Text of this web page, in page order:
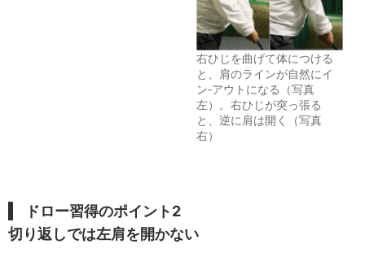
右ひじを曲げて体につける
と、肩のラインが自然にイ
ン‐アウトになる（写真
左）。右ひじが突っ張る
と、逆に肩は開く（写真
右）
ドロー習得のポイント2
切り返しでは左肩を開かない